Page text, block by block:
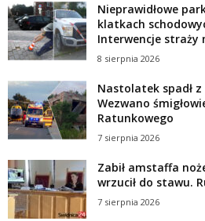
Nieprawidłowe
klatkach
Interwencje straży
8 sierpnia 2026
Nastolatek spadł
Wezwano
Ratunkowego
7 sierpnia 2026
Zabił amstaffa
wrzucił do stawu.
7 sierpnia 2026